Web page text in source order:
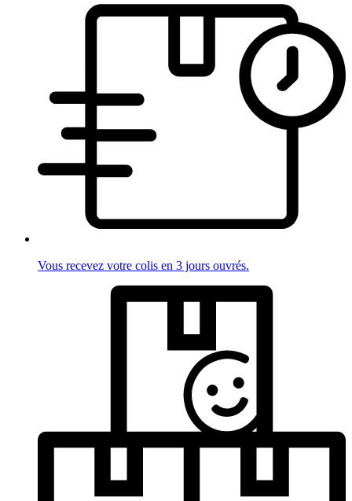
Vous recevez votre colis en 3 jours ouvrés.